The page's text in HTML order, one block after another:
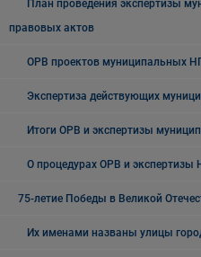
План проведения экспертизы
правовых актов
ОРВ проектов муниципальных
Экспертиза действующих
Итоги ОРВ и экспертизы
О процедурах ОРВ и экспертизы
75-летие Победы в Великой
Их именами названы улицы